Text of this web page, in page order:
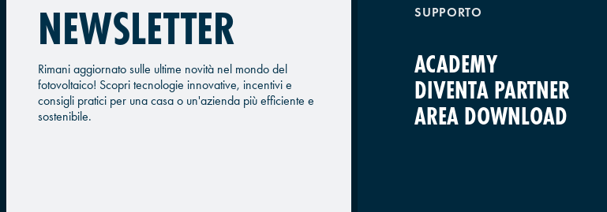
NEWSLETTER
Rimani aggiornato sulle ultime novità nel mondo del
fotovoltaico! Scopri tecnologie innovative, incentivi e
consigli pratici per una casa o un'azienda più efficiente e
sostenibile.
SUPPORTO
ACADEMY
DIVENTA PARTNER
AREA DOWNLOAD